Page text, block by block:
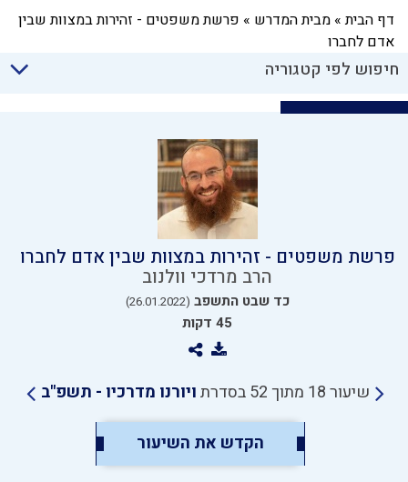
דף הבית» מבית המדרש » פרשת משפטים - זהירות במצוות שבין
אדם לחברו
חיפוש לפי קטגוריה
פרשת משפטים - זהירות במצוות שבין אדם לחברו
הרב מרדכי וולנוב
כד שבט התשפב (26.01.2022)
45 דקות
שיעור 18 מתוך 52 בסדרת ויורנו מדרכיו - תשפ"ב
הקדש את השיעור